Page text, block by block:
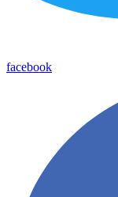
facebook